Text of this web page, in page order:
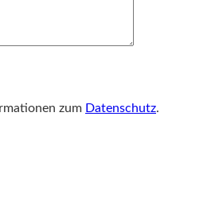
zum Datenschutz.